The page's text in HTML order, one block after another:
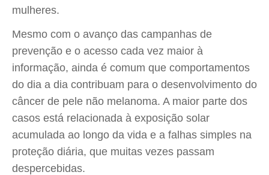
mulheres.
Mesmo com o avanço das campanhas de
prevenção e o acesso cada vez maior à
informação, ainda é comum que comportamentos
do dia a dia contribuam para o desenvolvimento do
câncer de pele não melanoma. A maior parte dos
casos está relacionada à exposição solar
acumulada ao longo da vida e a falhas simples na
proteção diária, que muitas vezes passam
despercebidas.